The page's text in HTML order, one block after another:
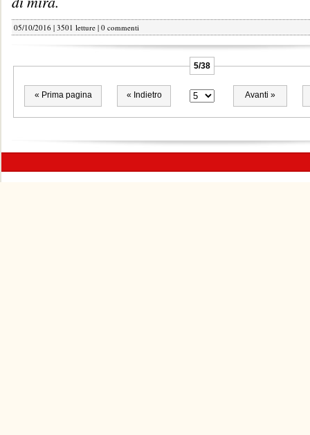
05/10/2016 | 3501 letture | 0 commenti
5/38
« Prima pagina « Indietro Avanti »